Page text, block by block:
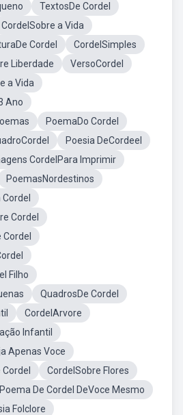
TextosDe Cordel
CordelSobre a Vida
Cordel
CordelSimples
Liberdade
VersoCordel
a Vida
Ano
PoemaDo Cordel
Poesia DeCordeel
CordelPara Imprimir
PoemasNordestinos
Cordel
Filho
QuadrosDe Cordel
CordelArvore
Infantil
Apenas Voce
CordelSobre Flores
Poema De Cordel DeVoce Mesmo
Folclore